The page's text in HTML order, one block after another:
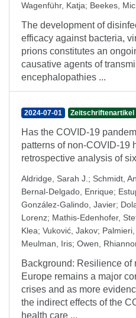
Wagenführ, Katja; Beekes,
The development of
efficacy against bacteria,
prions constitutes an
causative agents of
encephalopathies ...
2024-07-01 Zeitschriftenartikel
Has the COVID-19
patterns of non-COVID-19
retrospective analysis of
Aldridge, Sarah J. ; Schmidt,
Bernal-Delgado, Enrique;
González-Galindo, Javier;
Lorenz; Mathis-Edenhofer,
Klea; Vuković, Jakov;
Meulman, Iris; Owen,
Background: Resilience of
Europe remains a major
crises and as more
the indirect effects of the
health care ...